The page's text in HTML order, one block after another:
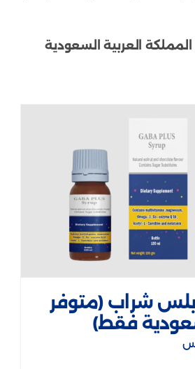
بلس شراب (متوفر
فقط)